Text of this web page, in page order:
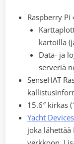
Raspberry Pi
kartoilla
Data- ja
serveriä
SenseHAT
15.6″ kirkas
Yacht
joka lähettää